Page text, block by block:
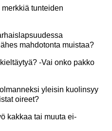
tunteiden
mahdotonta muistaa?
-Vai onko pakko
yleisin kuolinsyy
oireet?
kakkaa tai muuta ei-